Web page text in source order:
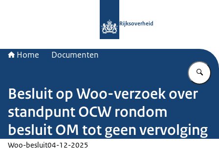
Rijksoverheid
Home Documenten
Besluit op Woo-verzoek over
standpunt OCW rondom
besluit OM tot geen vervolging
Woo-besluit04-12-2025